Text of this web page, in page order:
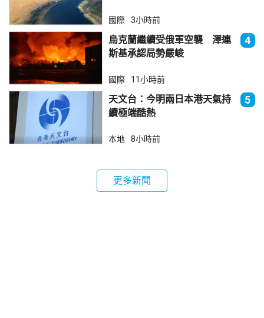
國際 3小時前
烏克蘭繼續受俄軍空襲 澤連
斯基承認局勢嚴峻
4
國際 11小時前
天文台：今明兩日本港天氣持
續極端酷熱
5
本地 8小時前
更多新聞